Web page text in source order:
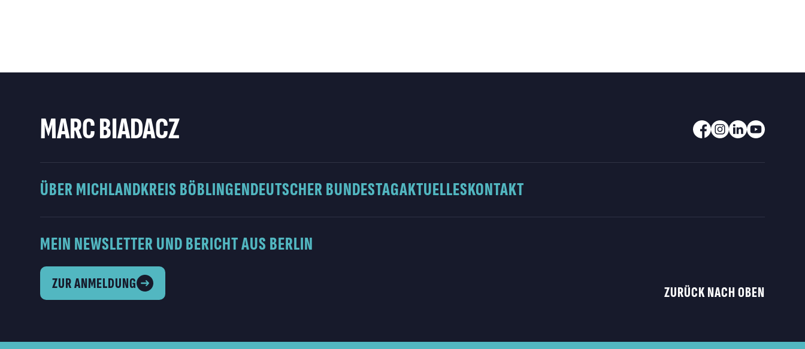
MARC BIADACZ
ÜBER MICHLANDKREIS BÖBLINGENDEUTSCHER BUNDESTAGAKTUELLESKONTAKT
MEIN NEWSLETTER UND BERICHT AUS BERLIN
ZUR ANMELDUNG
ZURÜCK NACH OBEN